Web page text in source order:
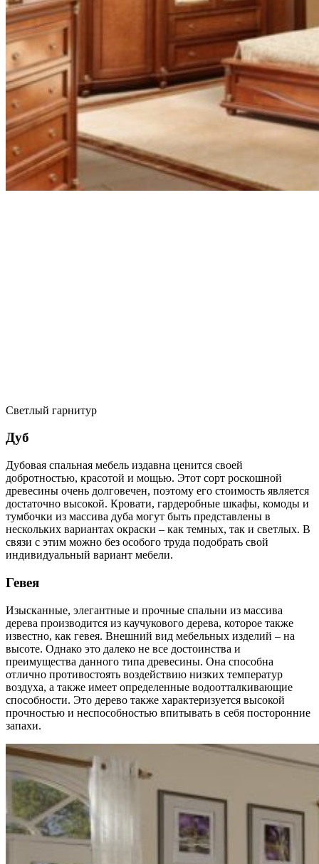
Светлый гарнитур
Дуб
Дубовая спальная мебель издавна ценится своей
добротностью, красотой и мощью. Этот сорт роскошной
древесины очень долговечен, поэтому его стоимость является
достаточно высокой. Кровати, гардеробные шкафы, комоды и
тумбочки из массива дуба могут быть представлены в
нескольких вариантах окраски – как темных, так и светлых. В
связи с этим можно без особого труда подобрать свой
индивидуальный вариант мебели.
Гевея
Изысканные, элегантные и прочные спальни из массива
дерева производится из каучукового дерева, которое также
известно, как гевея. Внешний вид мебельных изделий – на
высоте. Однако это далеко не все достоинства и
преимущества данного типа древесины. Она способна
отлично противостоять воздействию низких температур
воздуха, а также имеет определенные водоотталкивающие
способности. Это дерево также характеризуется высокой
прочностью и неспособностью впитывать в себя посторонние
запахи.